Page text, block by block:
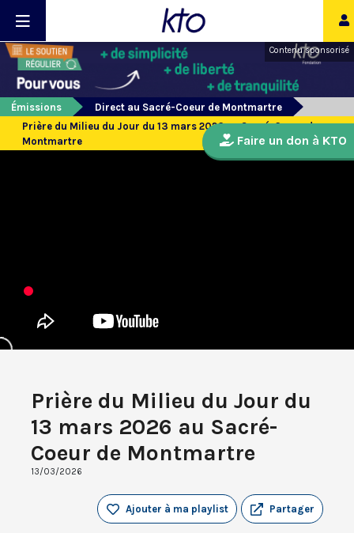
Contenu sponsorisé
Émissions
Direct au Sacré-Coeur de Montmartre
Prière du Milieu du Jour du 13 mars 2026 au Sacré-Coeur de
Montmartre
Prière du Milieu du Jour du
13 mars 2026 au Sacré-
Coeur de Montmartre
13/03/2026
Partager
Ajouter à ma playlist
Faire un don à KTO